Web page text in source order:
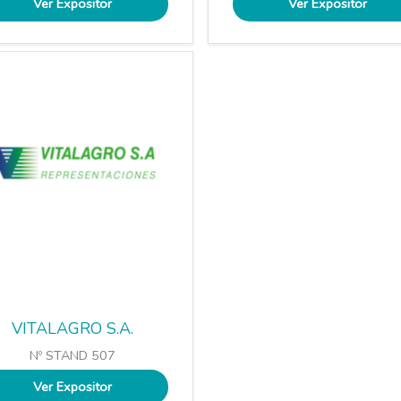
Ver Expositor
Ver Expositor
VITALAGRO S.A.
Nº STAND 507
Ver Expositor